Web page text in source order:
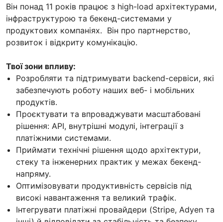
Він понад 11 років працює з high-load архітектурами,
інфраструктурою та бекенд-системами у
продуктових компаніях. Він про партнерство,
розвиток і відкриту комунікацію.
Твої зони впливу:
Розробляти та підтримувати backend-сервіси, які
забезпечують роботу наших веб- і мобільних
продуктів.
Проєктувати та впроваджувати масштабовані
рішення: API, внутрішні модулі, інтеграції з
платіжними системами.
Приймати технічні рішення щодо архітектури,
стеку та інженерних практик у межах бекенд-
напряму.
Оптимізовувати продуктивність сервісів під
високі навантаження та великий трафік.
Інтегрувати платіжні провайдери (Stripe, Adyen та